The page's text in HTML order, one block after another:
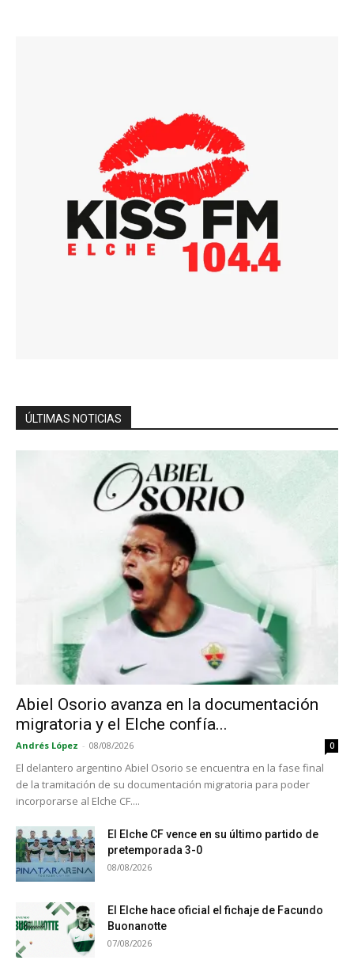
ÚLTIMAS NOTICIAS
Abiel Osorio avanza en la documentación
migratoria y el Elche confía...
Andrés López - 08/08/2026 0
El delantero argentino Abiel Osorio se encuentra en la fase final
de la tramitación de su documentación migratoria para poder
incorporarse al Elche CF....
El Elche CF vence en su último partido de
pretemporada 3-0
08/08/2026
El Elche hace oficial el fichaje de Facundo
Buonanotte
07/08/2026